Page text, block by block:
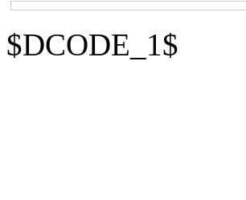
$DCODE_1$